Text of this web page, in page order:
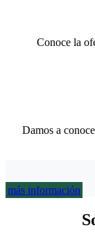
Conoce la
Damos a
más información